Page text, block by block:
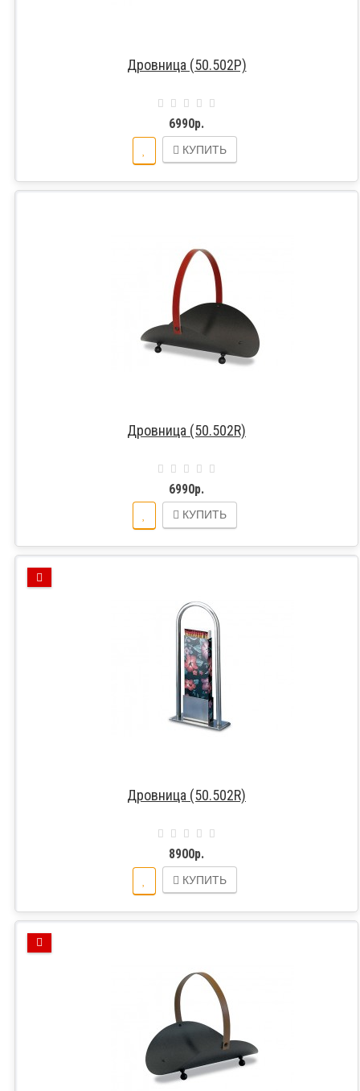
Дровница (50.502P)
6990р.
КУПИТЬ
Дровница (50.502R)
6990р.
КУПИТЬ
Дровница (50.502R)
8900р.
КУПИТЬ